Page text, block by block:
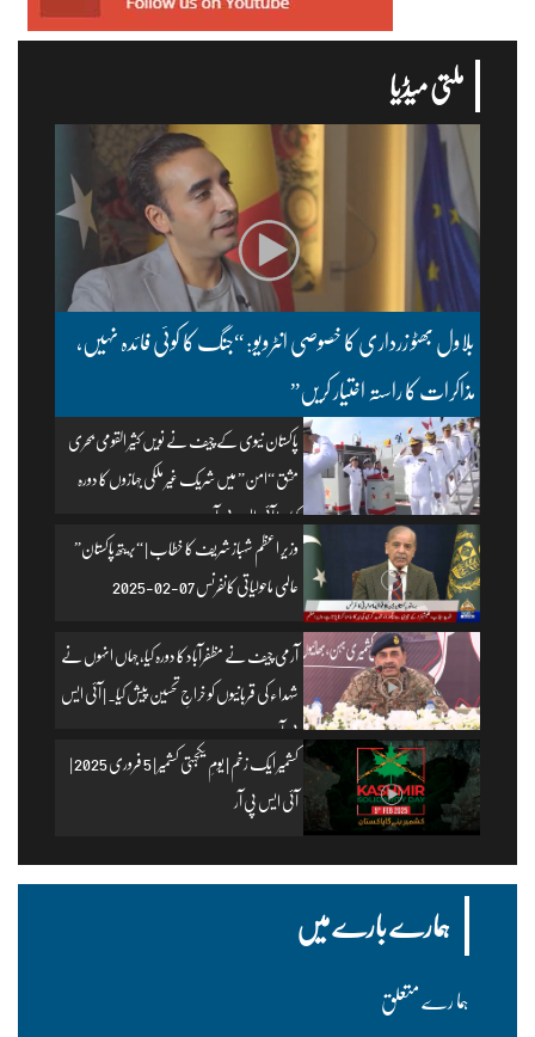
ملتی میڈیا
بلاول بھٹو زرداری کا خصوصی انٹرویو: “جنگ کا کوئی فائدہ نہیں،
مذاکرات کا راستہ اختیار کریں”
پاکستان نیوی کے چیف نے نویں کثیر القومی بحری
مشق “امن” میں شریک غیر ملکی جہازوں کا دورہ
کیا۔ | آئی ایس پی آر
وزیرِ اعظم شہباز شریف کا خطاب | “بریتھ پاکستان”
عالمی ماحولیاتی کانفرنس 07-02-2025
آرمی چیف نے مظفرآباد کا دورہ کیا، جہاں انہوں نے
شہداء کی قربانیوں کو خراجِ تحسین پیش کیا۔ | آئی ایس
پی آر
کشمیر ایک زخم | یومِ یکجہتی کشمیر | 5 فروری 2025 |
آئی ایس پی آر
ہمارے بارے میں
ہما رے متعلق